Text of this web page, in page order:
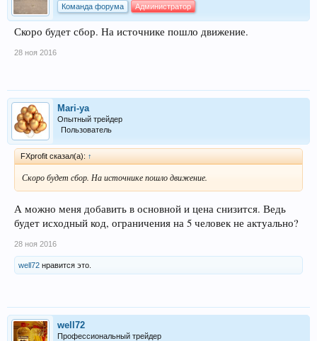
Команда форума
Администратор
Скоро будет сбор. На источнике пошло движение.
28 ноя 2016
Mari-ya
Опытный трейдер
Пользователь
FXprofit сказал(а): ↑
Скоро будет сбор. На источнике пошло движение.
А можно меня добавить в основной и цена снизится. Ведь
будет исходный код, ограничения на 5 человек не актуально?
28 ноя 2016
well72 нравится это.
well72
Профессиональный трейдер